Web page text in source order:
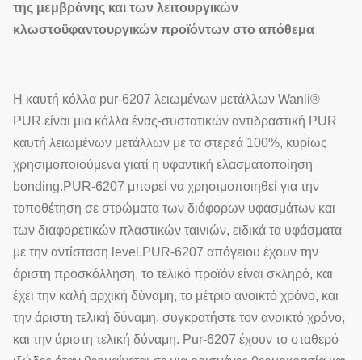
της μεμβράνης και των λειτουργικών
κλωστοϋφαντουργικών προϊόντων στο απόθεμα
Η καυτή κόλλα pur-6207 λειωμένων μετάλλων Wanli®
PUR είναι μια κόλλα ένας-συστατικών αντιδραστική PUR
καυτή λειωμένων μετάλλων με τα στερεά 100%, κυρίως
χρησιμοποιούμενα γιατί η υφαντική ελασματοποίηση
bonding.PUR-6207 μπορεί να χρησιμοποιηθεί για την
τοποθέτηση σε στρώματα των διάφορων υφασμάτων και
των διαφορετικών πλαστικών ταινιών, ειδικά τα υφάσματα
με την αντίσταση level.PUR-6207 απόγειου έχουν την
άριστη προσκόλληση, το τελικό προϊόν είναι σκληρό, και
έχει την καλή αρχική δύναμη, το μέτριο ανοικτό χρόνο, και
την άριστη τελική δύναμη. συγκρατήστε τον ανοικτό χρόνο,
και την άριστη τελική δύναμη. Pur-6207 έχουν το σταθερό